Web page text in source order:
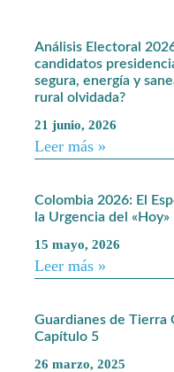
Análisis Electoral
candidatos
segura, energía y
rural olvidada?
21 junio, 2026
Leer más »
Colombia 2026: El
la Urgencia del «Hoy»
15 mayo, 2026
Leer más »
Guardianes de Tierra
Capítulo 5
26 marzo, 2025